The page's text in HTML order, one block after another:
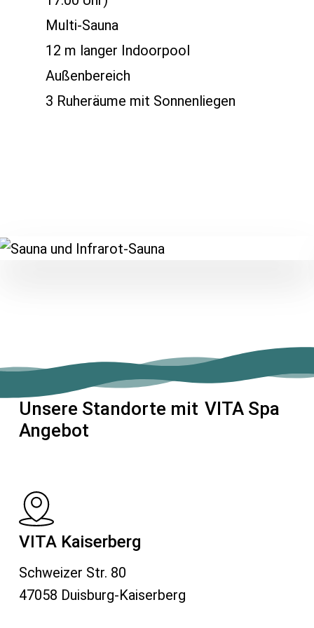
Multi-Sauna
12 m langer Indoorpool
Außenbereich
3 Ruheräume mit Sonnenliegen
Unsere Standorte mit VITA Spa
Angebot
VITA Kaiserberg
Schweizer Str. 80
47058 Duisburg-Kaiserberg